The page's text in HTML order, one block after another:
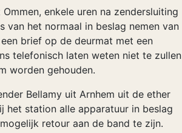
enkele uren na zendersluiting
het normaal in beslag nemen van
brief op de deurmat met een
telefonisch laten weten niet te zullen
worden gehouden.
Bellamy uit Arnhem uit de ether
het station alle apparatuur in beslag
retour aan de band te zijn.